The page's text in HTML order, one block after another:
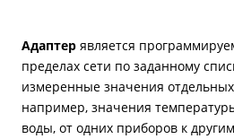
Адаптер является
пределах сети по заданному
измеренные значения
например, значения
воды, от одних приборов к